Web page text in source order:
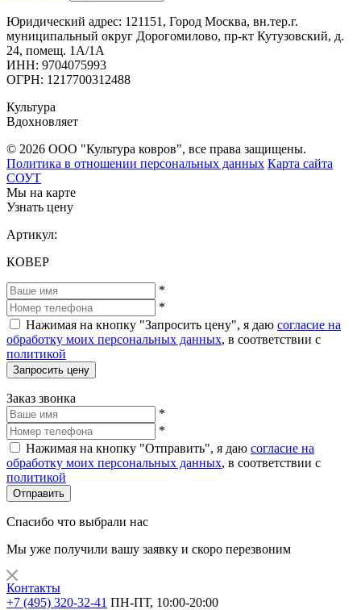
Юридический адрес: 121151, Город Москва, вн.тер.г.
муниципальный округ Дорогомилово, пр-кт Кутузовский, д.
24, помещ. 1А/1А
ИНН: 9704075993
ОГРН: 1217700312488
Культура
Вдохновляет
© 2026 ООО "Культура ковров", все права защищены.
Политика в отношении персональных данных Карта сайта
СОУТ
Мы на карте
Узнать цену
Артикул:
КОВЕР
*
*
Нажимая на кнопку "Запросить цену", я даю согласие на
обработку моих персональных данных, в соответствии с
политикой
Запросить цену
Заказ звонка
*
*
Нажимая на кнопку "Отправить", я даю согласие на
обработку моих персональных данных, в соответствии с
политикой
Отправить
Спасибо что выбрали нас
Мы уже получили вашу заявку и скоро перезвоним
Контакты
+7 (495) 320-32-41 ПН-ПТ, 10:00-20:00